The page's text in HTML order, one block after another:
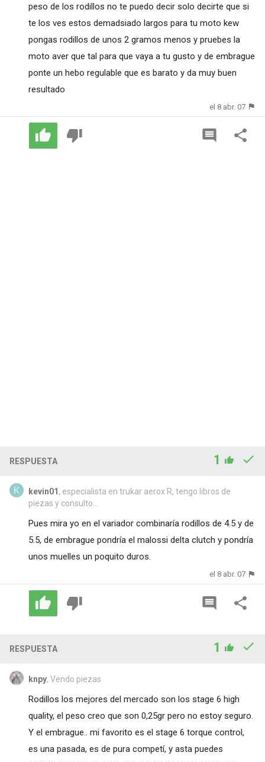
peso de los rodillos no te puedo decir solo decirte que si
te los ves estos demadsiado largos para tu moto kew
pongas rodillos de unos 2 gramos menos y pruebes la
moto aver que tal para que vaya a tu gusto y de embrague
ponte un hebo regulable que es barato y da muy buen
resultado
el 8 abr. 07
RESPUESTA 1
kevin01 , especialista en trukar aerox R, tengo libros de
piezas y consulto...
Pues mira yo en el variador combinaría rodillos de 4.5 y de
5.5, de embrague pondría el malossi delta clutch y pondría
unos muelles un poquito duros.
el 8 abr. 07
RESPUESTA 1
knpy, Vendo piezas
Rodillos los mejores del mercado son los stage 6 high
quality, el peso creo que son 0,25gr pero no estoy seguro.
Y el embrague.. mi favorito es el stage 6 torque control,
es una pasada, es de pura competí, y asta puedes